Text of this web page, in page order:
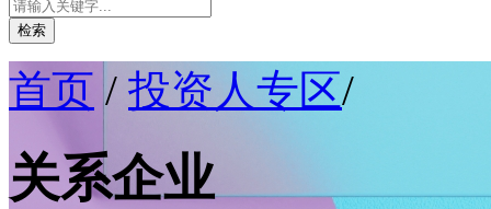
检索
首页 / 投资人专区/
关系企业